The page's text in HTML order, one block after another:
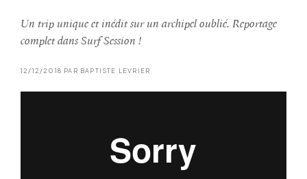
Un trip unique et inédit sur un archipel oublié. Reportage
complet dans Surf Session !
12/12/2018 PAR BAPTISTE LEVRIER